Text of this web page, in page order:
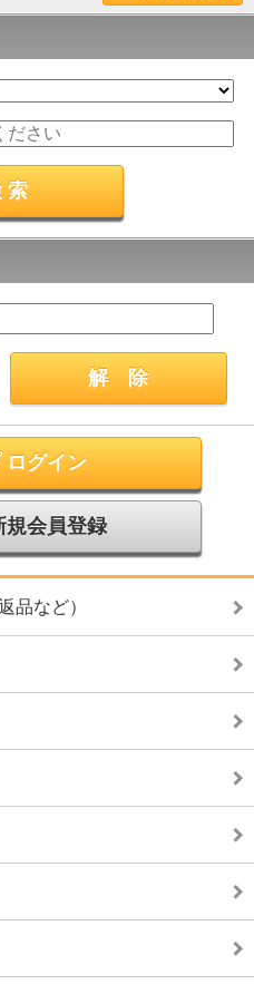
ログイン
規会員登録
品など）